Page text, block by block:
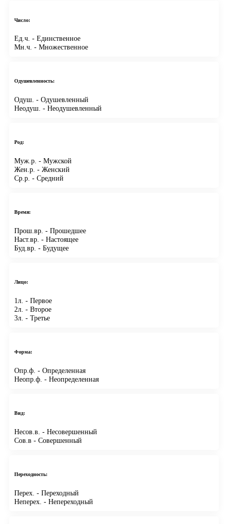
Число:
Ед.ч. - Единственное
Мн.ч. - Множественное
Одушевленность:
Одуш. - Одушевленный
Неодуш. - Неодушевленный
Род:
Муж.р. - Мужской
Жен.р. - Женский
Ср.р. - Средний
Время:
Прош.вр. - Прошедшее
Наст.вр. - Настоящее
Буд.вр. - Будущее
Лицо:
1л. - Первое
2л. - Второе
3л. - Третье
Форма:
Опр.ф. - Определенная
Неопр.ф. - Неопределенная
Вид:
Несов.в. - Несовершенный
Сов.в - Совершенный
Переходность:
Перех. - Переходный
Неперех. - Непереходный